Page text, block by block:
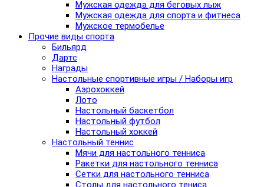
Мужская одежда для беговых лыж
Мужская одежда для спорта и фитнеса
Мужское термобелье
Прочие виды спорта
Бильярд
Дартс
Награды
Настольные спортивные игры / Наборы игр
Аэрохоккей
Лото
Настольный баскетбол
Настольный футбол
Настольный хоккей
Настольный теннис
Мячи для настольного тенниса
Ракетки для настольного тенниса
Сетки для настольного тенниса
Столы для настольного тениса